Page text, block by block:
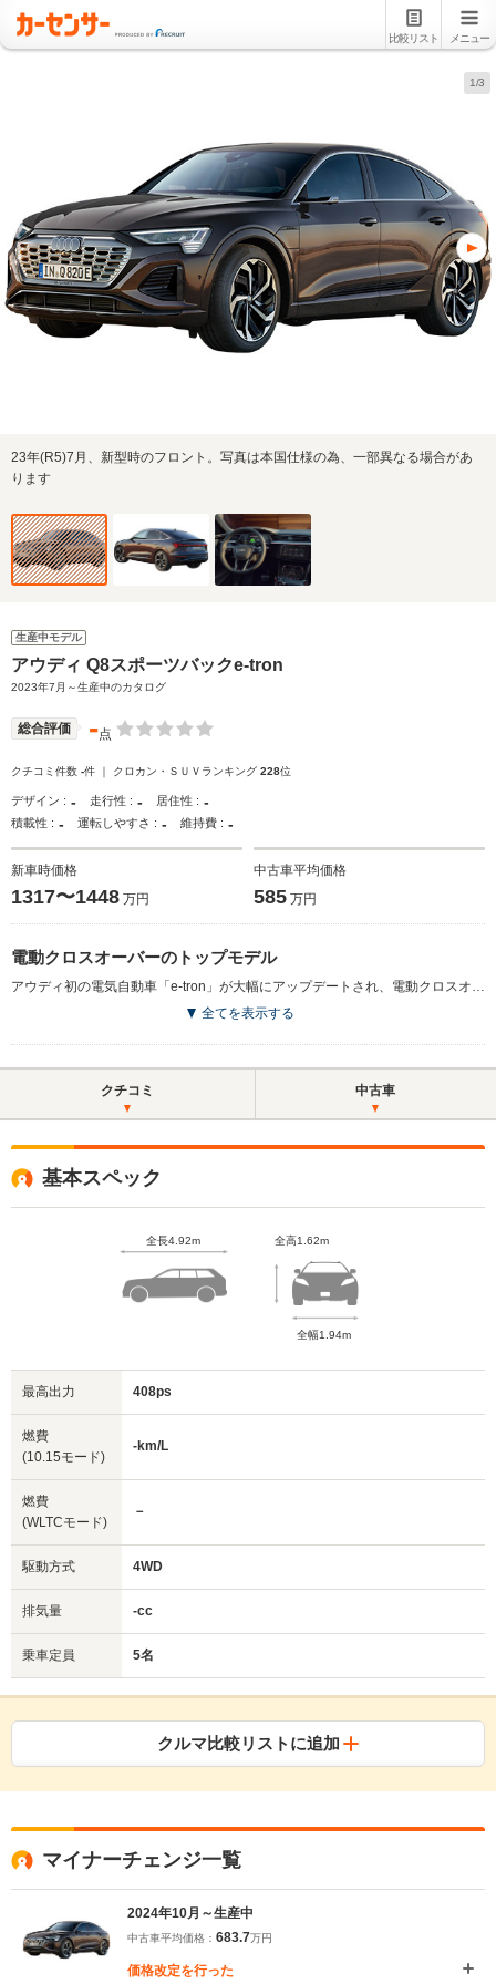
比較リスト メニュー
1/3
23年(R5)7月、新型時のフロント。写真は本国仕様の為、一部異なる場合があ
ります
生産中モデル
アウディ Q8スポーツバックe-tron
2023年7月～生産中のカタログ
総合評価 -点
クチコミ件数 -件 ｜ クロカン・ＳＵＶランキング 228位
デザイン : - 走行性 : - 居住性 : -
積載性 : - 運転しやすさ : - 維持費 : -
新車時価格
1317〜1448 万円
中古車平均価格
585 万円
電動クロスオーバーのトップモデル
アウディ初の電気自動車「e-tron」が大幅にアップデートされ、電動クロスオーバーラインナップの頂点に立つ「Q8」が付けられ、「Q8 スポーツバックe-tron」として発表された。一充電走行距離と急速充電性能の向上が図られるなど、利便性の向上が図られている。また、ペットボトル由来のリサイクル原料を仕様するシート素材や、自動車の混合プラスチック廃棄物を再利用したシートベルトバックルカバーの採用など、循環型社会の実現を目指した努力も行われた。グレードは、114kWhの大型バッテリーを採用する「55 e-tron quatro S line」で、WLTCモデル501kmの走行可能距離を実現している。なお、充電性能は、150kWまでの急速充電に対応された。（2023.7）
全てを表示する
クチコミ 中古車
基本スペック
全長4.92m 全高1.62m
全幅1.94m
最高出力 408ps
燃費
(10.15モード)
-km/L
燃費
(WLTCモード)
－
駆動方式 4WD
排気量 -cc
乗車定員 5名
クルマ比較リストに追加
マイナーチェンジ一覧
2024年10月～生産中
中古車平均価格： 683.7万円
価格改定を行った